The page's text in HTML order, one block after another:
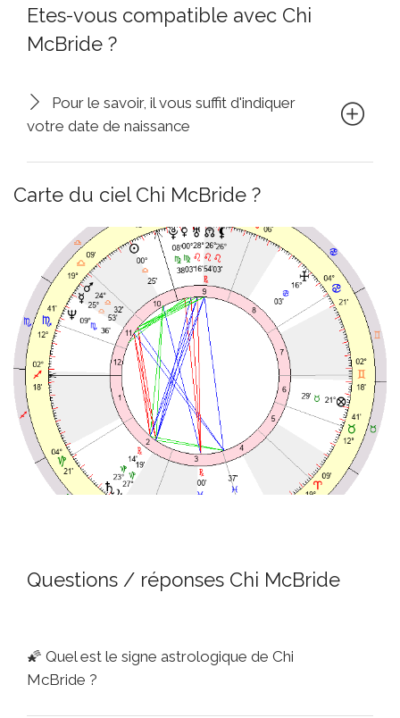
Etes-vous compatible avec Chi
McBride ?
Pour le savoir, il vous suffit d'indiquer
votre date de naissance
Carte du ciel Chi McBride ?
Questions / réponses Chi McBride
🌠 Quel est le signe astrologique de Chi
McBride ?